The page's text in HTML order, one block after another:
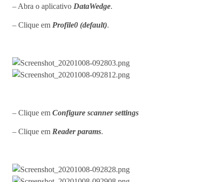
– Abra o aplicativo DataWedge.
– Clique em Profile0 (default).
– Clique em Configure scanner settings
– Clique em Reader params.